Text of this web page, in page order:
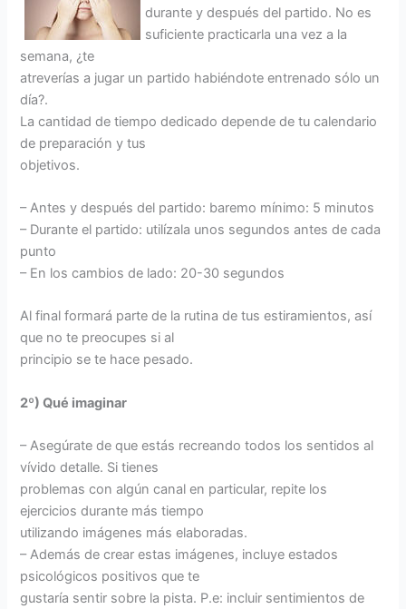
durante y después del partido. No es
suficiente practicarla una vez a la
semana, ¿te
atreverías a jugar un partido habiéndote entrenado sólo un
día?.
La cantidad de tiempo dedicado depende de tu calendario
de preparación y tus
objetivos.
– Antes y después del partido: baremo mínimo: 5 minutos
– Durante el partido: utilízala unos segundos antes de cada
punto
– En los cambios de lado: 20-30 segundos
Al final formará parte de la rutina de tus estiramientos, así
que no te preocupes si al
principio se te hace pesado.
2º) Qué imaginar
– Asegúrate de que estás recreando todos los sentidos al
vívido detalle. Si tienes
problemas con algún canal en particular, repite los
ejercicios durante más tiempo
utilizando imágenes más elaboradas.
– Además de crear estas imágenes, incluye estados
psicológicos positivos que te
gustaría sentir sobre la pista. P.e: incluir sentimientos de